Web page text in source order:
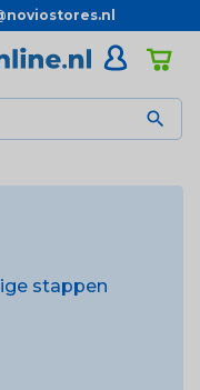

stappen